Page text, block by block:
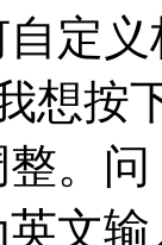
定
想按
。
文